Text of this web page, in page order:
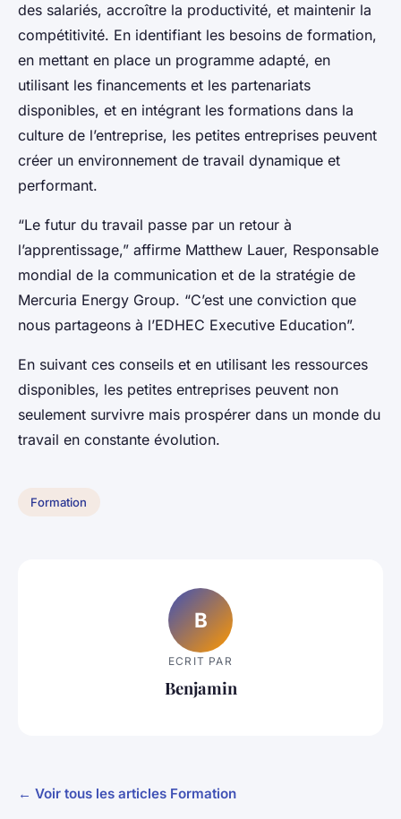
des salariés, accroître la productivité, et maintenir la
compétitivité. En identifiant les besoins de formation,
en mettant en place un programme adapté, en
utilisant les financements et les partenariats
disponibles, et en intégrant les formations dans la
culture de l’entreprise, les petites entreprises peuvent
créer un environnement de travail dynamique et
performant.
“Le futur du travail passe par un retour à
l’apprentissage,” affirme Matthew Lauer, Responsable
mondial de la communication et de la stratégie de
Mercuria Energy Group. “C’est une conviction que
nous partageons à l’EDHEC Executive Education”.
En suivant ces conseils et en utilisant les ressources
disponibles, les petites entreprises peuvent non
seulement survivre mais prospérer dans un monde du
travail en constante évolution.
Formation
B
ECRIT PAR
Benjamin
← Voir tous les articles Formation